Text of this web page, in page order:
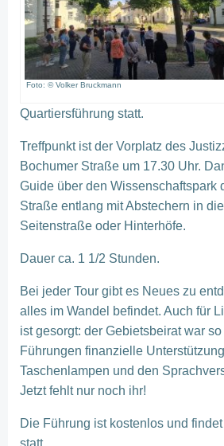
Foto: © Volker Bruckmann
Quartiersführung statt.
Treffpunkt ist der Vorplatz des
Bochumer Straße um 17.30 Uhr.
Guide über den Wissenschaftspark
Straße entlang mit Abstechern in
Seitenstraße oder Hinterhöfe.
Dauer ca. 1 1/2 Stunden.
Bei jeder Tour gibt es Neues zu
alles im Wandel befindet. Auch für
ist gesorgt: der Gebietsbeirat war
Führungen finanzielle
Taschenlampen und den
Jetzt fehlt nur noch ihr!
Die Führung ist kostenlos und